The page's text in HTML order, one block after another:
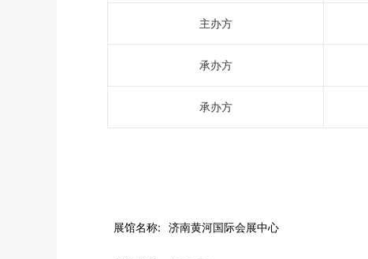
主办方
承办方
承办方
展馆名称: 济南黄河国际会展中心